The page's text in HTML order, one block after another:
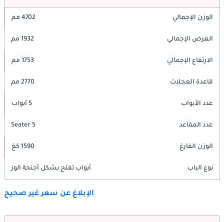
الوزن الإجمالي 4702 مم
العرض الإجمالي 1932 مم
الارتفاع الإجمالي 1753 مم
قاعدة العجلات 2770 مم
عدد الأبواب 5 أبواب
عدد المقاعد 5 Seater
الوزن الفارغ 1590 كغ
نوع الباب أبواب تفتح بشكل أجنحة الوز
الإبلاغ عن سعر غير صحيح